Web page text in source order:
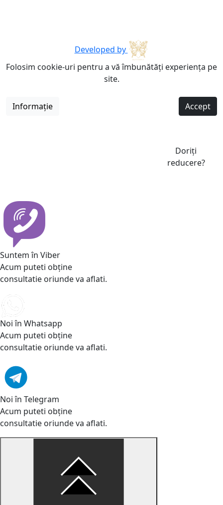
Developed by
Folosim cookie-uri pentru a vă îmbunătăți experiența pe
site.
Informație Accept
Doriți
reducere?
Suntem în Viber
Acum puteti obține
consultatie oriunde va aflati.
Noi în Whatsapp
Acum puteti obține
consultatie oriunde va aflati.
Noi în Telegram
Acum puteti obține
consultatie oriunde va aflati.